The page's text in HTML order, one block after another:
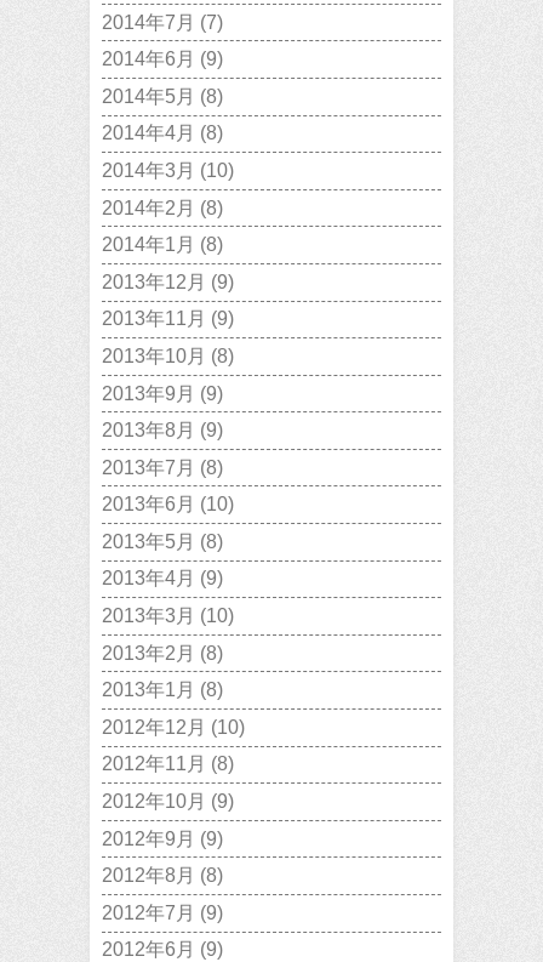
2014年7月 (7)
2014年6月 (9)
2014年5月 (8)
2014年4月 (8)
2014年3月 (10)
2014年2月 (8)
2014年1月 (8)
2013年12月 (9)
2013年11月 (9)
2013年10月 (8)
2013年9月 (9)
2013年8月 (9)
2013年7月 (8)
2013年6月 (10)
2013年5月 (8)
2013年4月 (9)
2013年3月 (10)
2013年2月 (8)
2013年1月 (8)
2012年12月 (10)
2012年11月 (8)
2012年10月 (9)
2012年9月 (9)
2012年8月 (8)
2012年7月 (9)
2012年6月 (9)